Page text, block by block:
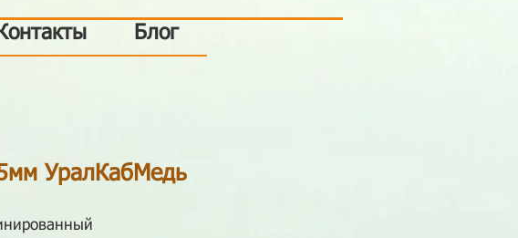
УралКабМедь
Блог
Контакты